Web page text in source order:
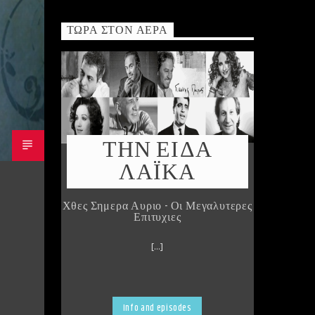
ΤΏΡΑ ΣΤΟΝ ΑΈΡΑ
ΤΗΝ ΕΙΔΑ
ΛΑΪΚΑ
Χθες Σημερα Αυριο - Οι Μεγαλυτερες
Επιτυχιες
[...]
Info and episodes